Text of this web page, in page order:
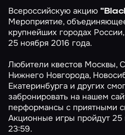
Всероссийскую акцию
Мероприятие,
крупнейших городах
25 ноября 2016 года.
Любители квестов Москвы,
Нижнего Новгорода,
Екатеринбурга и других
забронировать на нашем
перформансы с приятными
Акционные игры пройдут
23:59.